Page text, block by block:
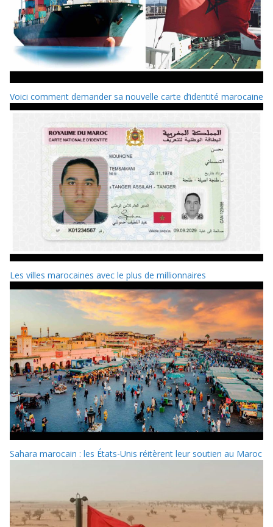
Voici comment demander sa nouvelle carte d’identité marocaine
Les villes marocaines avec le plus de millionnaires
Sahara marocain : les États-Unis réitèrent leur soutien au Maroc